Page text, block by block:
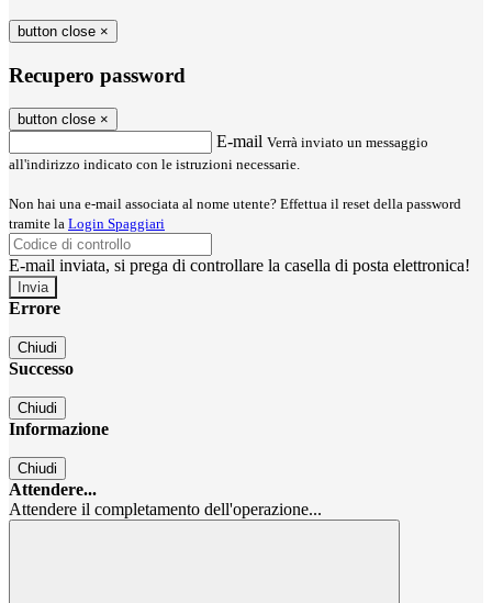
button close ×
Recupero password
button close ×
E-mail Verrà inviato un messaggio
all'indirizzo indicato con le istruzioni necessarie.
Non hai una e-mail associata al nome utente? Effettua il reset della password
tramite la Login Spaggiari
E-mail inviata, si prega di controllare la casella di posta elettronica!
Errore
Chiudi
Successo
Chiudi
Informazione
Chiudi
Attendere...
Attendere il completamento dell'operazione...